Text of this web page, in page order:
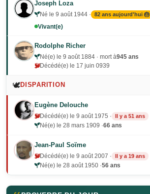
Joseph Loza
Né le 9 août 1944 · 82 ans aujourd'hui 🎂
Vivant(e)
Rodolphe Richer
Né(e) le 9 août 1884 · mort à945 ans
Décédé(e) le 17 juin 0939
🕊️DISPARITION
Eugène Delouche
Décédé(e) le 9 août 1975 · Il y a 51 ans
Né(e) le 28 mars 1909 ·66 ans
Jean-Paul Soïme
Décédé(e) le 9 août 2007 · Il y a 19 ans
Né(e) le 28 août 1950 ·56 ans